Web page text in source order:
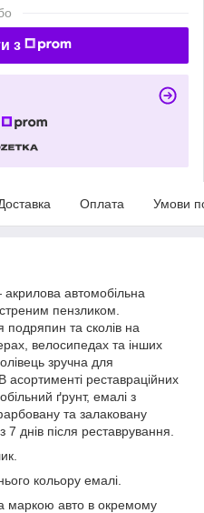
з
Оплата Умови
автомобільна
пензликом.
подряпин та сколів на
велосипедах та інших
зручна для
асортименті реставраційних
ґрунт, емалі з
та залаковану
днів після реставрування.
кольору емалі.
маркою авто в окремому